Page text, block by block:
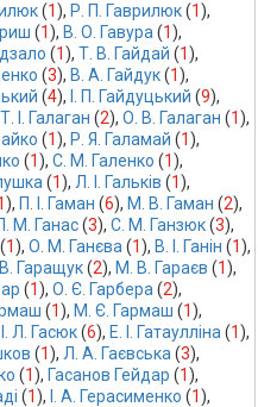
(1), Р. П. Гаврилюк (1),
(1), В. О. Гавура (1),
(1), Т. В. Гайдай (1),
(3), В. А. Гайдук (1),
(4), І. П. Гайдуцький (9),
Т. І. Галаган (2), О. В. Галаган (1),
(1), Р. Я. Галамай (1),
(1), С. М. Галенко (1),
(1), Л. І. Гальків (1),
), П. І. Гаман (6), М. В. Гаман (2),
М. Ганас (3), С. М. Ганзюк (3),
(1), О. М. Ганєва (1), В. І. Ганін (1),
Гаращук (2), М. В. Гараєв (1),
(1), О. Є. Гарбера (2),
(1), М. Є. Гармаш (1),
І. Л. Гасюк (6), Е. І. Гатаулліна (1),
(1), Л. А. Гаєвська (3),
(1), Гасанов Гейдар (1),
(1), І. А. Герасименко (1),